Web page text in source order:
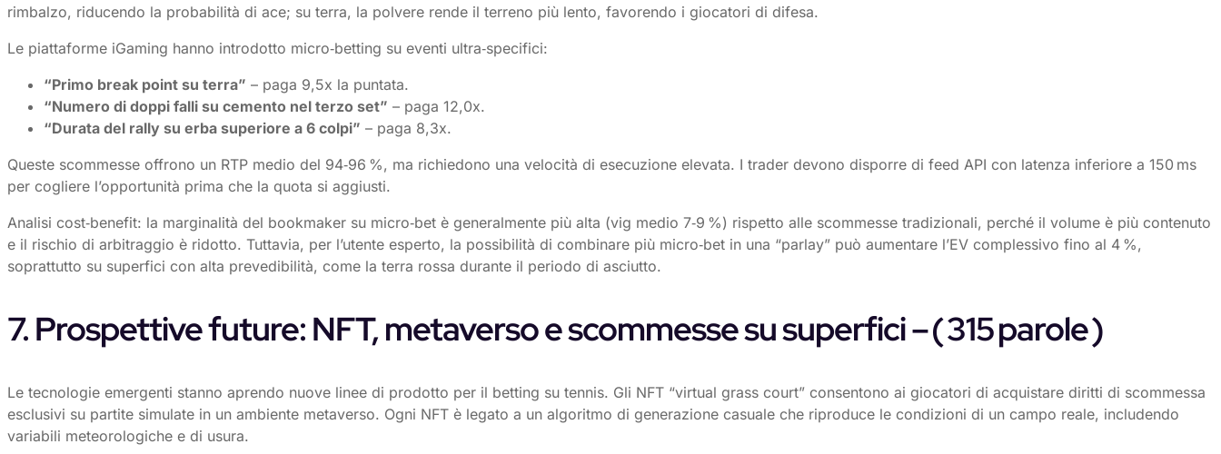
rimbalzo, riducendo la probabilità di ace; su terra, la polvere rende il terreno più lento, favorendo i giocatori di difesa.
Le piattaforme iGaming hanno introdotto micro‑betting su eventi ultra‑specifici:
“Primo break point su terra” – paga 9,5x la puntata.
“Numero di doppi falli su cemento nel terzo set” – paga 12,0x.
“Durata del rally su erba superiore a 6 colpi” – paga 8,3x.
Queste scommesse offrono un RTP medio del 94‑96 %, ma richiedono una velocità di esecuzione elevata. I trader devono disporre di feed API con latenza inferiore a 150 ms
per cogliere l’opportunità prima che la quota si aggiusti.
Analisi cost‑benefit: la marginalità del bookmaker su micro‑bet è generalmente più alta (vig medio 7‑9 %) rispetto alle scommesse tradizionali, perché il volume è più contenuto
e il rischio di arbitraggio è ridotto. Tuttavia, per l’utente esperto, la possibilità di combinare più micro‑bet in una “parlay” può aumentare l’EV complessivo fino al 4 %,
soprattutto su superfici con alta prevedibilità, come la terra rossa durante il periodo di asciutto.
7. Prospettive future: NFT, metaverso e scommesse su superfici – ( 315 parole )
Le tecnologie emergenti stanno aprendo nuove linee di prodotto per il betting su tennis. Gli NFT “virtual grass court” consentono ai giocatori di acquistare diritti di scommessa
esclusivi su partite simulate in un ambiente metaverso. Ogni NFT è legato a un algoritmo di generazione casuale che riproduce le condizioni di un campo reale, includendo
variabili meteorologiche e di usura.